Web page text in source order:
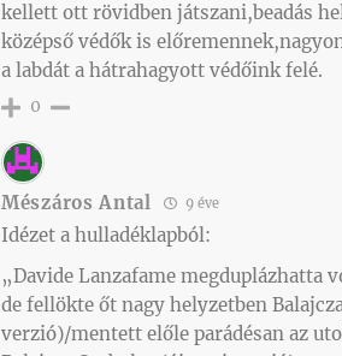
kellett ott rövidben játszani,beadás
középső védők is
a labdát a hátrahagyott védőink felé.
0
Mészáros Antal 9 éve
Idézet a hulladéklapból:
„Davide Lanzafame megduplázhatta
de fellökte őt nagy helyzetben
verzió)/mentett előle parádésan az